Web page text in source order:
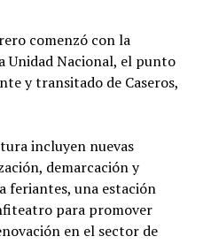
comenzó con la
Unidad Nacional, el punto
y transitado de Caseros,
incluyen nuevas
demarcación y
feriantes, una estación
para promover
en el sector de